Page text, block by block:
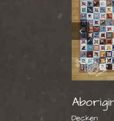
Decken